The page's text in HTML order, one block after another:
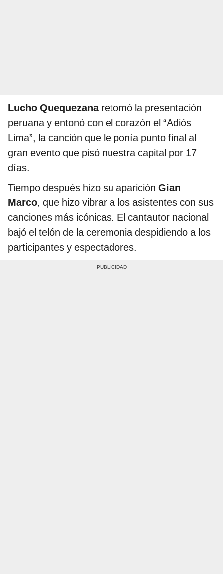
Lucho Quequezanaretomó la presentación
peruana y entonó con el corazón el “Adiós
Lima”, la canción que le ponía punto final al
gran evento que pisó nuestra capital por 17
días.
Tiempo después hizo su aparición Gian
Marco, que hizo vibrar a los asistentes con sus
canciones más icónicas. El cantautor nacional
bajó el telón de la ceremonia despidiendo a los
participantes y espectadores.